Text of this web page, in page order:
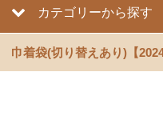
カテゴリーから探す
巾着袋(切り替えあり)【